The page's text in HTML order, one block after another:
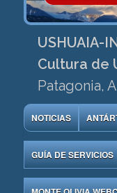
USHUAIA-
Cultura de
Patagonia,
NOTICIAS
GUÍA DE SERVICIOS